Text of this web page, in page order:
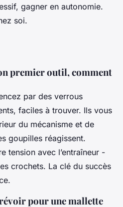
gagner en autonomie.
soi.
premier outil, comment
par des verrous
faciles à trouver. Ils vous
du mécanisme et de
goupilles réagissent.
tension avec l’entraîneur -
crochets. La clé du succès
pour une mallette